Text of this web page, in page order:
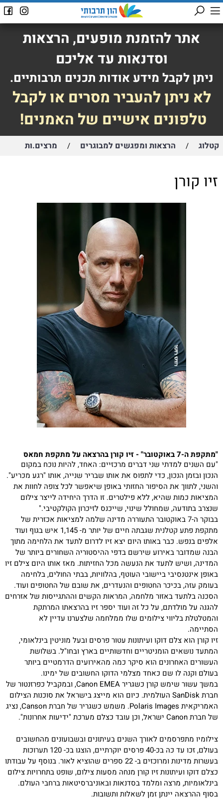
אתר להזמנת מופעים, הרצאות
וסדנאות עד אליכם
ניתן לקבל מידע אודות תכנים תרבותיים.
לא ניתן להעביר מסרים או לקבל
טלפונים אישיים של האמנים!
קטלוג / הרצאות ומפגשים למבוגרים / מרצים.ות
זיו קורן
"מתקפת ה-7 באוקטובר" - זיו קורן בהרצאה על מתקפת חמאס
"עם השנים למדתי שני דברים מרכזיים: האחד, להיות נוכח במקום
הנכון ובזמן הנכון, כדי לתפוס את אותו שבריר שנייה, אותו "רגע מכריע".
והשני, לתווך את הסיפור החזותי באופן שיאפשר לכל צופה לחוות את
המציאות כמות שהיא, ללא פילטרים. זו הדרך היחידה לייצר צילום
שנצרב בתודעה, שמחולל שינוי, שייכנס לזיכרון הקולקטיבי."
בבוקר ה-7 באוקטובר התעוררה מדינה שלמה למציאות אכזרית של
מתקפת פתע קטלנית שגבתה חיים של יותר מ- 1,145 איש בגוף ועוד
אלפים בנפש. כבר באותו היום יצא זיו לדרום לתעד את הלחימה מתוך
הבנה שמדובר באירוע שירשם בדפי ההיסטוריה השחורים ביותר של
המדינה, ושיש לתעד את הנעשה מכל החזיתות. מאז אותו היום צילם זיו
באופן אינטנסיבי ביישובי העוטף, בהלוויות, בבתי החולים, בלחימה
בעומק עזה, בכיכר החטופים והנעדרים, את שובם של החטופים ועוד.
הסכנה בלתעד באזור מלחמה, המראות הקשים וההתגייסות של אזרחים
להגנה על מולדתם, על כל זה ועוד יספר זיו בהרצאתו המרתקת
והמטלטלת בליווי צילומים שלו ממלחמה שלצערנו עדיין לא
הסתיימה.
זיו קורן הוא צלם דוקו ועיתונות עטור פרסים ובעל מוניטין בינלאומי,
המתעד נושאים הומניטריים וחדשותיים בארץ ובחו"ל. בשלושת
העשורים האחרונים הוא סיקר כמה מהאירועים הדרמטיים ביותר
בעולם וקנה לו שם כאחד מצלמי הדוקו החשובים של ימינו.
במשך עשור שימש קורן כשגרירCanon EMEA, ובמקביל כפרזנטור של
חברתSanDisk העולמית. כיום הוא מייצג בישראל את סוכנות הצילום
האמריקאית Polaris Images. משמש כשגריר של חברתCanson, נציג
של חברתCanon ישראל, וכן עובד כצלם מערכת "ידיעות אחרונות".
צילומיו מתפרסמים לאורך השנים בעיתונים ובשבועונים מהחשובים
בעולם, זכו עד כה בכ-40 פרסים יוקרתיים, הוצגו בכ- 120 תערוכות
בעשרות מדינות ומרוכזים ב- 22 ספרים שהוציא לאור. בנוסף על עבודתו
כצלם דוקו ועיתונות זיו קורן מנחה מסעות צילום, שופט בתחרויות צילום
בינלאומיות, מרצה ומלמד בסדנאות ובאוניברסיטאות ברחבי העולם.
בסוף ההרצאה יינתן זמן לשאלות ותשובות.